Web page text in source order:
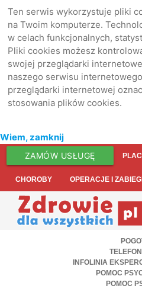
Ten serwis wykorzystuje pliki
na Twoim komputerze.
w celach funkcjonalnych,
Pliki cookies możesz
swojej przeglądarki
naszego serwisu
przeglądarki internetowej
stosowania plików cookies.
Wiem, zamknij
ZAMÓW USŁUGĘ
CHOROBY OPERACJE I
INFOLINIA
POMOC
POMOC